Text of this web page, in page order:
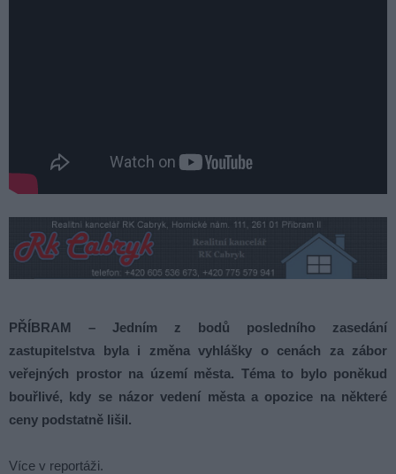
PŘÍBRAM – Jedním z bodů posledního zasedání
zastupitelstva byla i změna vyhlášky o cenách za zábor
veřejných prostor na území města. Téma to bylo poněkud
bouřlivé, kdy se názor vedení města a opozice na některé
ceny podstatně lišil.
Více v reportáži.